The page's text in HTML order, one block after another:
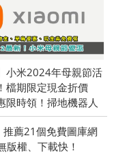
小米2024年母親節活
檔期限定現金折價
限時領！掃地機器人
推薦21個免費圖庫網
版權、下載快！